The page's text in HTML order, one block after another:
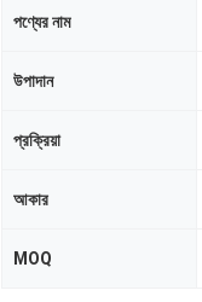
পণ্যের নাম
উপাদান
প্রক্রিয়া
আকার
MOQ